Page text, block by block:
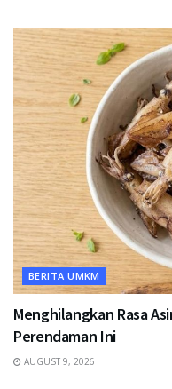
BERITA UMKM
Menghilangkan Rasa
Perendaman Ini
AUGUST 9, 2026